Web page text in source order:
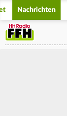
Nachrichten